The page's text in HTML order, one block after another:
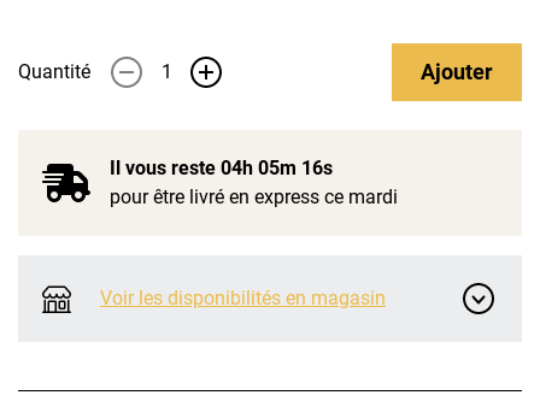
Quantité - + Ajouter
Il vous reste 04h 05m 15s
pour être livré en express ce mardi
Voir les disponibilités en magasin